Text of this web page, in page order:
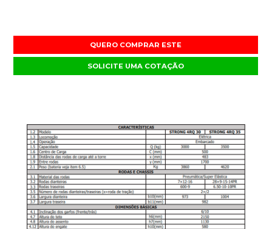
QUERO COMPRAR ESTE
SOLICITE UMA COTAÇÃO